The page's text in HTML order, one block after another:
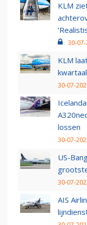
KLM
30-
KLM
30-07-
lossen
30-07-
US-
30-07-
AIS